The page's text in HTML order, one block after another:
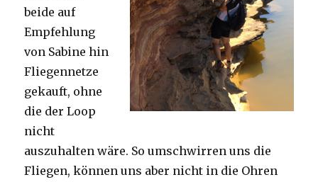
beide auf
Empfehlung
von Sabine hin
Fliegennetze
gekauft, ohne
die der Loop
nicht
auszuhalten wäre. So umschwirren uns die
Fliegen, können uns aber nicht in die Ohren